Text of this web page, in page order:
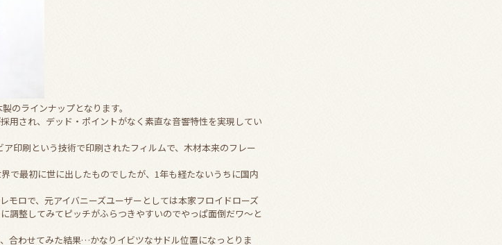
のラインナップとなります。
用され、デッド・ポイントがなく素直な音響特性を実現してい
印刷という技術で印刷されたフィルムで、木材本来のフレー
で最初に世に出したものでしたが、1年も経たないうちに国内
モロで、元アイバニーズユーザーとしては本家フロイドローズ
調整してみてピッチがふらつきやすいのでやっぱ面倒だワ～と
合わせてみた結果…かなりイビツなサドル位置になっとりま